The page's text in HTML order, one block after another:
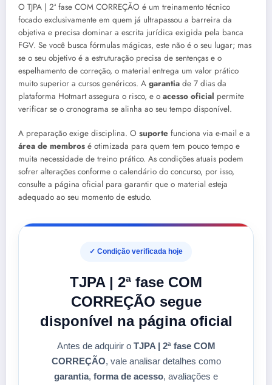
O TJPA | 2ª fase COM CORREÇÃO é um treinamento técnico
focado exclusivamente em quem já ultrapassou a barreira da
objetiva e precisa dominar a escrita jurídica exigida pela banca
FGV. Se você busca fórmulas mágicas, este não é o seu lugar; mas
se o seu objetivo é a estruturação precisa de sentenças e o
espelhamento de correção, o material entrega um valor prático
muito superior a cursos genéricos. A garantia de 7 dias da
plataforma Hotmart assegura o risco, e o acesso oficial permite
verificar se o cronograma se alinha ao seu tempo disponível.
A preparação exige disciplina. O suporte funciona via e-mail e a
área de membros é otimizada para quem tem pouco tempo e
muita necessidade de treino prático. As condições atuais podem
sofrer alterações conforme o calendário do concurso, por isso,
consulte a página oficial para garantir que o material esteja
adequado ao seu momento de estudo.
✓ Condição verificada hoje
TJPA | 2ª fase COM
CORREÇÃO segue
disponível na página oficial
Antes de adquirir o TJPA | 2ª fase COM
CORREÇÃO, vale analisar detalhes como
garantia, forma de acesso, avaliações e